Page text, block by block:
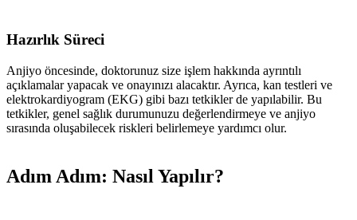
Hazırlık Süreci
Anjiyo öncesinde, doktorunuz size işlem hakkında ayrıntılı
açıklamalar yapacak ve onayınızı alacaktır. Ayrıca, kan testleri ve
elektrokardiyogram (EKG) gibi bazı tetkikler de yapılabilir. Bu
tetkikler, genel sağlık durumunuzu değerlendirmeye ve anjiyo
sırasında oluşabilecek riskleri belirlemeye yardımcı olur.
Adım Adım: Nasıl Yapılır?